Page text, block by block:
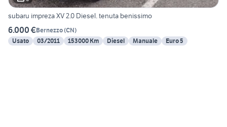
subaru impreza XV 2.0 Diesel. tenuta benissimo
6.000 €Bernezzo(CN)
Usato
03/2011 153000 Km Diesel Manuale Euro 5